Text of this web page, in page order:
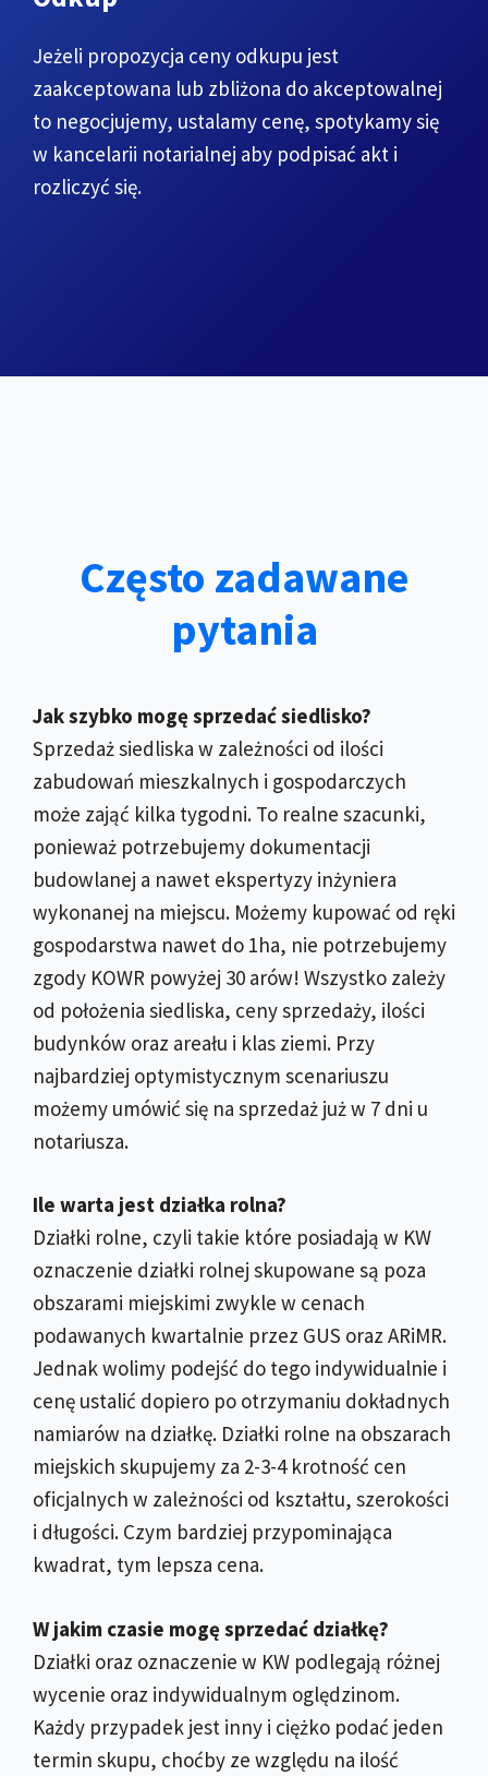
Jeżeli propozycja ceny odkupu jest
zaakceptowana lub zbliżona do akceptowalnej
to negocjujemy, ustalamy cenę, spotykamy się
w kancelarii notarialnej aby podpisać akt i
rozliczyć się.
Często zadawane
pytania
Jak szybko mogę sprzedać siedlisko?
Sprzedaż siedliska w zależności od ilości
zabudowań mieszkalnych i gospodarczych
może zająć kilka tygodni. To realne szacunki,
ponieważ potrzebujemy dokumentacji
budowlanej a nawet ekspertyzy inżyniera
wykonanej na miejscu. Możemy kupować od ręki
gospodarstwa nawet do 1ha, nie potrzebujemy
zgody KOWR powyżej 30 arów! Wszystko zależy
od położenia siedliska, ceny sprzedaży, ilości
budynków oraz areału i klas ziemi. Przy
najbardziej optymistycznym scenariuszu
możemy umówić się na sprzedaż już w 7 dni u
notariusza.
Ile warta jest działka rolna?
Działki rolne, czyli takie które posiadają w KW
oznaczenie działki rolnej skupowane są poza
obszarami miejskimi zwykle w cenach
podawanych kwartalnie przez GUS oraz ARiMR.
Jednak wolimy podejść do tego indywidualnie i
cenę ustalić dopiero po otrzymaniu dokładnych
namiarów na działkę. Działki rolne na obszarach
miejskich skupujemy za 2-3-4 krotność cen
oficjalnych w zależności od kształtu, szerokości
i długości. Czym bardziej przypominająca
kwadrat, tym lepsza cena.
W jakim czasie mogę sprzedać działkę?
Działki oraz oznaczenie w KW podlegają różnej
wycenie oraz indywidualnym oględzinom.
Każdy przypadek jest inny i ciężko podać jeden
termin skupu, choćby ze względu na ilość